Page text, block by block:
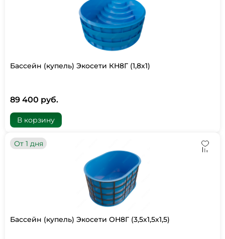
Бассейн (купель) Экосети КН8Г (1,8х1)
89 400 руб.
В корзину
От 1 дня
Бассейн (купель) Экосети ОН8Г (3,5х1,5х1,5)